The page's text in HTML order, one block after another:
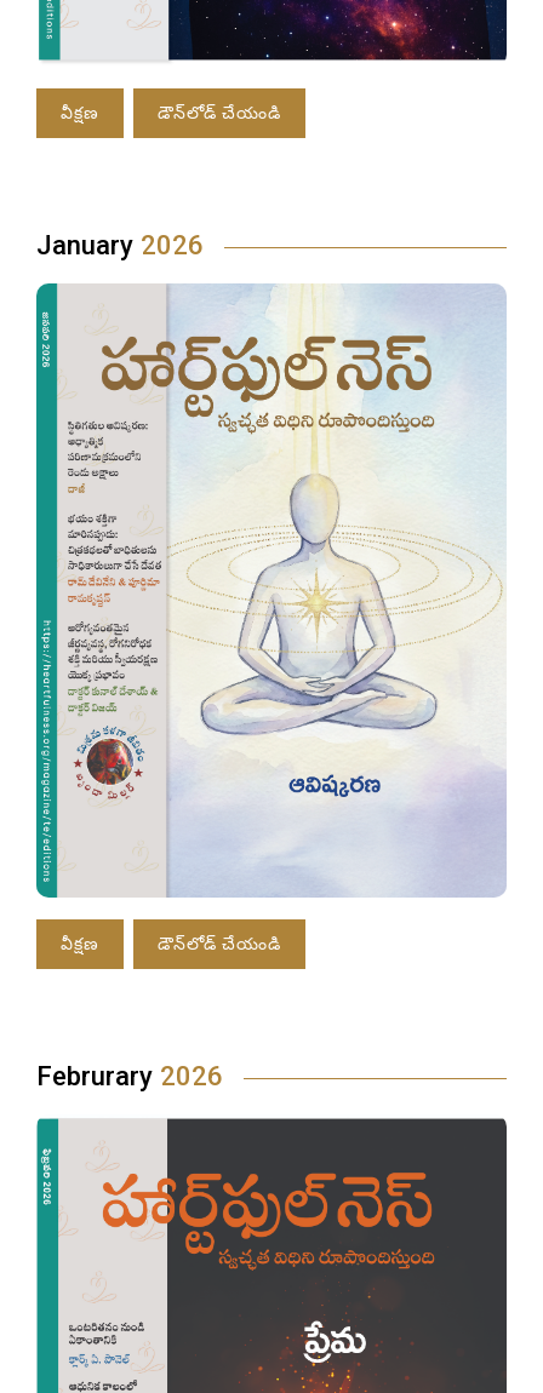
వీక్షణ డౌన్‌లోడ్ చేయండి
January 2026
వీక్షణ డౌన్‌లోడ్ చేయండి
Februrary 2026